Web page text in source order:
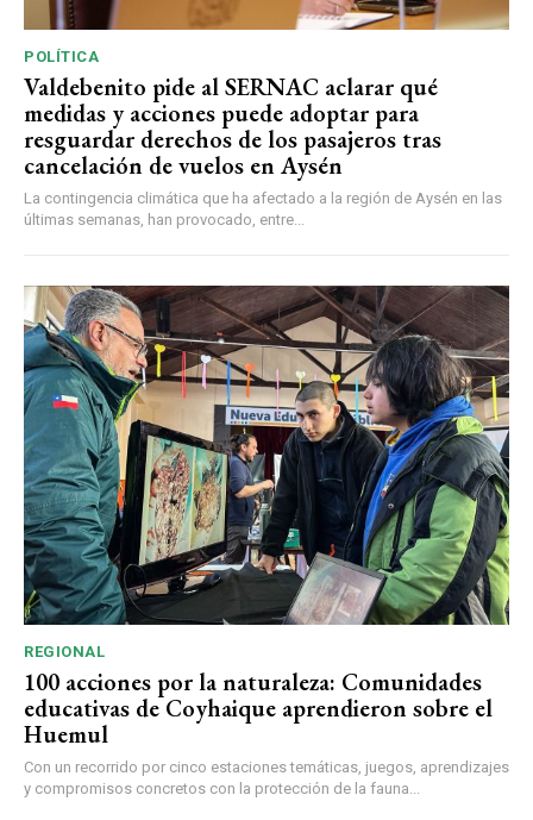
POLÍTICA
Valdebenito pide al SERNAC aclarar qué
medidas y acciones puede adoptar para
resguardar derechos de los pasajeros tras
cancelación de vuelos en Aysén
La contingencia climática que ha afectado a la región de Aysén en las
últimas semanas, han provocado, entre...
REGIONAL
100 acciones por la naturaleza: Comunidades
educativas de Coyhaique aprendieron sobre el
Huemul
Con un recorrido por cinco estaciones temáticas, juegos, aprendizajes
y compromisos concretos con la protección de la fauna...